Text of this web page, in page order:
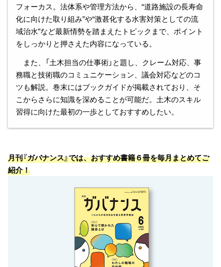
フォーカス。法体系や管理方法から、“道路施設の長寿命
化に向けた取り組み”や“激甚化する水害対策としての流
域治水”など最新情勢を踏まえたトピックまで、ポイント
をしっかりと押さえた内容になっている。
また、「土木担当の仕事術」と題し、クレーム対応、事
務職と技術職のコミュニケーション、議会対応などのコ
ツも解説。巻末にはブックガイドが掲載されており、そ
こからさらに知識を深めることが可能だ。土木のスキル
習得に向けた最初の一歩としておすすめしたい。
月刊『ガバナンス』では、おすすめ書籍６冊を毎月まとめてご
紹介！